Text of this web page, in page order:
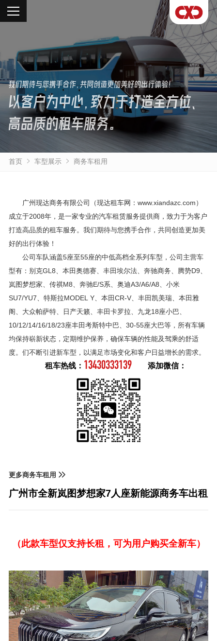
我们期待与您携手合作，共同创造更加美好的出行体验！
以客户为中心，致力于打造全方位、
高品质的租车服务。
首页 车型展示 商务车租用
广州现达商务有限公司（现达租车网：www.xiandazc.com）
成立于2008年，是一家专业的汽车租赁服务提供商，致力于为客户
打造高品质的租车服务。我们期待与您携手合作，共同创造更加美
好的出行体验！
公司车队涵盖5座至55座的中低高档全系列车型，公司主营车
型有：别克GL8、本田奥德赛、丰田埃尔法、奔驰商务、腾势D9、
岚图梦想家、传祺M8、奔驰E/S系、奥迪A3/A6/A8、小米
SU7/YU7、特斯拉MODEL Y、本田CR-V、丰田凯美瑞、本田雅
阁、大众帕萨特、日产天籁、丰田卡罗拉、九龙18座小巴、
10/12/14/16/18/23座丰田考斯特中巴、30-55座大巴等，所有车辆
均保持崭新状态，定期维护保养，确保车辆的性能及驾乘的舒适
度。们不断引进新车型，以满足市场变化和客户日益增长的需求。
租车热线： 13430333139 添加微信：
更多商务车租用
广州市全新岚图梦想家7人座新能源商务车出租
（此款车型仅支持长租，可为用户购买全新车）